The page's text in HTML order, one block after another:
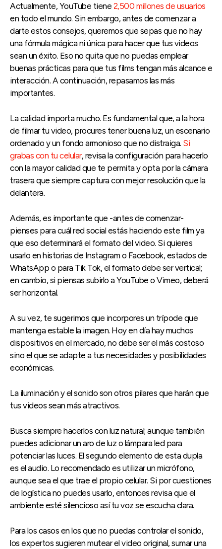
Actualmente, YouTube tiene 2,500 millones de usuarios
en todo el mundo. Sin embargo, antes de comenzar a
darte estos consejos, queremos que sepas que no hay
una fórmula mágica ni única para hacer que tus videos
sean un éxito. Eso no quita que no puedas emplear
buenas prácticas para que tus films tengan más alcance e
interacción. A continuación, repasamos las más
importantes.
La calidad importa mucho. Es fundamental que, a la hora
de filmar tu video, procures tener buena luz, un escenario
ordenado y un fondo armonioso que no distraiga. Si
grabas con tu celular, revisa la configuración para hacerlo
con la mayor calidad que te permita y opta por la cámara
trasera que siempre captura con mejor resolución que la
delantera.
Además, es importante que -antes de comenzar-
pienses para cuál red social estás haciendo este film ya
que eso determinará el formato del video. Si quieres
usarlo en historias de Instagram o Facebook, estados de
WhatsApp o para Tik Tok, el formato debe ser vertical;
en cambio, si piensas subirlo a YouTube o Vimeo, deberá
ser horizontal.
A su vez, te sugerimos que incorpores un trípode que
mantenga estable la imagen. Hoy en día hay muchos
dispositivos en el mercado, no debe ser el más costoso
sino el que se adapte a tus necesidades y posibilidades
económicas.
La iluminación y el sonido son otros pilares que harán que
tus videos sean más atractivos.
Busca siempre hacerlos con luz natural; aunque también
puedes adicionar un aro de luz o lámpara led para
potenciar las luces. El segundo elemento de esta dupla
es el audio. Lo recomendado es utilizar un micrófono,
aunque sea el que trae el propio celular. Si por cuestiones
de logística no puedes usarlo, entonces revisa que el
ambiente esté silencioso así tu voz se escucha clara.
Para los casos en los que no puedas controlar el sonido,
los expertos sugieren mutear el video original, sumar una